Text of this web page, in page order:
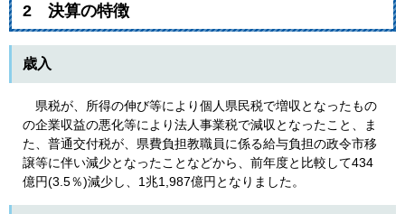
2 決算の特徴
歳入
県税が、所得の伸び等により個人県民税で増収となったもの
の企業収益の悪化等により法人事業税で減収となったこと、ま
た、普通交付税が、県費負担教職員に係る給与負担の政令市移
譲等に伴い減少となったことなどから、前年度と比較して434
億円(3.5％)減少し、1兆1,987億円となりました。